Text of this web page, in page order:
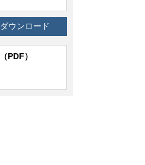
ウンロード
PDF）